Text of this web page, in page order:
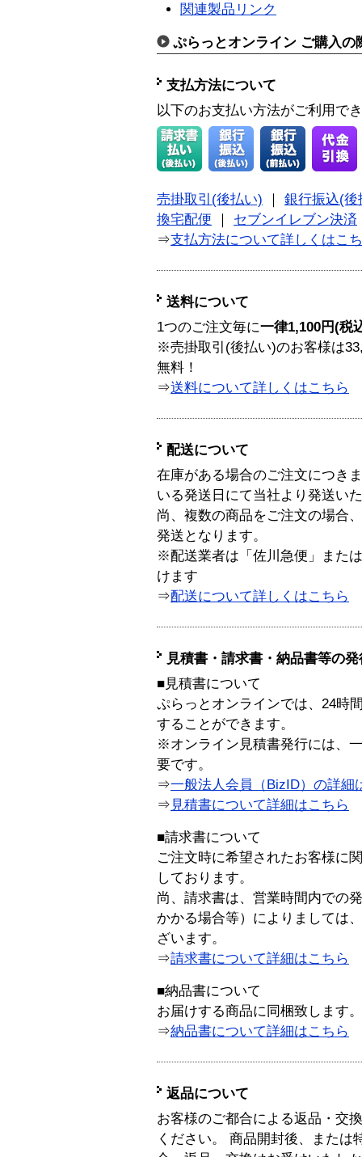
関連製品リンク
ぷらっとオンライン ご購入の
支払方法について
以下のお支払い方法がご利用で
売掛取引(後払い)
銀行振込(後
換宅配便
セブンイレブン決済
⇒支払方法について詳しくはこ
送料について
1つのご注文毎に一律1,100円(税
※売掛取引(後払い)のお客様は
無料！
⇒送料について詳しくはこちら
配送について
在庫がある場合のご注文につき
いる発送日にて当社より発送い
尚、複数の商品をご注文の場合
発送となります。
※配送業者は「佐川急便」また
けます
⇒配送について詳しくはこちら
見積書・請求書・納品書等の
■見積書について
ぷらっとオンラインでは、24時
することができます。
※オンライン見積書発行には、
要です。
⇒一般法人会員（BizID）の詳細
⇒ 見積書について詳細はこちら
■請求書について
ご注文時に希望されたお客様に
しております。
尚、請求書は、営業時間内での
かかる場合等）によりましては
ざいます。
⇒請求書について詳細はこちら
■納品書について
お届けする商品に同梱致します。
⇒納品書について詳細はこちら
返品について
お客様のご都合による返品・交
ください。 商品開封後、または